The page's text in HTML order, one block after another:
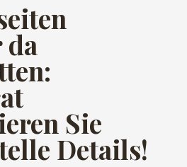
Sie
Details!